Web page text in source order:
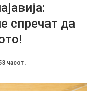
спречат да
часот.